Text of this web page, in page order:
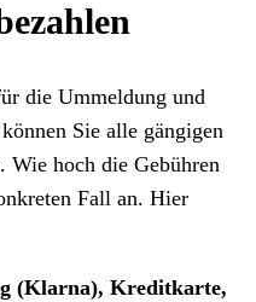
die Ummeldung und
Sie alle gängigen
Wie hoch die Gebühren
Fall an. Hier
(Klarna), Kreditkarte,